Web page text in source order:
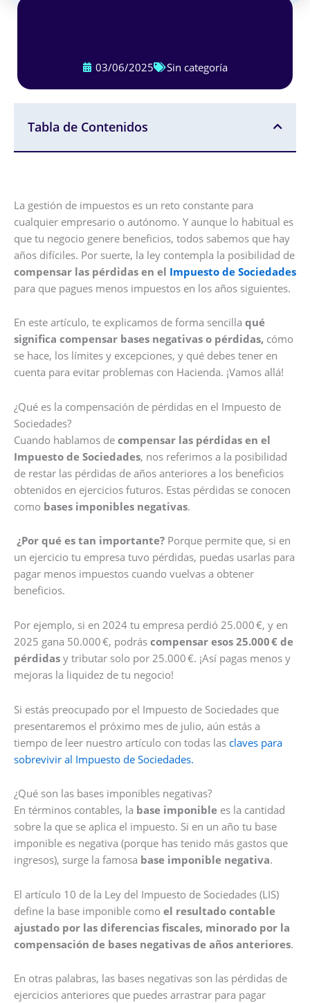
03/06/2025 Sin categoría
Tabla de Contenidos
La gestión de impuestos es un reto constante para
cualquier empresario o autónomo. Y aunque lo habitual es
que tu negocio genere beneficios, todos sabemos que hay
años difíciles. Por suerte, la ley contempla la posibilidad de
compensar las pérdidas en el Impuesto de Sociedades
para que pagues menos impuestos en los años siguientes.
En este artículo, te explicamos de forma sencilla qué
significa compensar bases negativas o pérdidas, cómo
se hace, los límites y excepciones, y qué debes tener en
cuenta para evitar problemas con Hacienda. ¡Vamos allá!
¿Qué es la compensación de pérdidas en el Impuesto de
Sociedades?
Cuando hablamos de compensar las pérdidas en el
Impuesto de Sociedades, nos referimos a la posibilidad
de restar las pérdidas de años anteriores a los beneficios
obtenidos en ejercicios futuros. Estas pérdidas se conocen
como bases imponibles negativas.
¿Por qué es tan importante? Porque permite que, si en
un ejercicio tu empresa tuvo pérdidas, puedas usarlas para
pagar menos impuestos cuando vuelvas a obtener
beneficios.
Por ejemplo, si en 2024 tu empresa perdió 25.000 €, y en
2025 gana 50.000 €, podrás compensar esos 25.000€ de
pérdidas y tributar solo por 25.000 €. ¡Así pagas menos y
mejoras la liquidez de tu negocio!
Si estás preocupado por el Impuesto de Sociedades que
presentaremos el próximo mes de julio, aún estás a
tiempo de leer nuestro artículo con todas las claves para
sobrevivir al Impuesto de Sociedades.
¿Qué son las bases imponibles negativas?
En términos contables, la base imponible es la cantidad
sobre la que se aplica el impuesto. Si en un año tu base
imponible es negativa (porque has tenido más gastos que
ingresos), surge la famosa base imponible negativa.
El artículo 10 de la Ley del Impuesto de Sociedades (LIS)
define la base imponible como el resultado contable
ajustado por las diferencias fiscales, minorado por la
compensación de bases negativas de años anteriores.
En otras palabras, las bases negativas son las pérdidas de
ejercicios anteriores que puedes arrastrar para pagar